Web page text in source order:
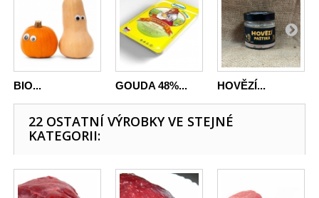
BIO... GOUDA 48%... HOVĚZÍ...
22 OSTATNÍ VÝROBKY VE STEJNÉ
KATEGORII: